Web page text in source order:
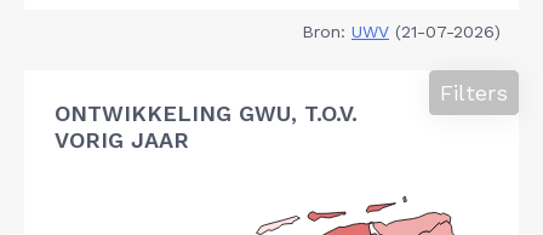
Bron: UWV (21-07-2026)
ONTWIKKELING GWU, T.O.V.
VORIG JAAR
Filters